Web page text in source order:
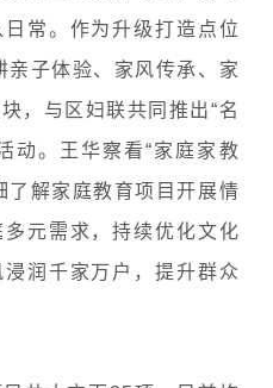
常。作为升级打造点位
亲子体验、家风传承、家
，与区妇联共同推出“名
动。王华察看“家庭家教
了解家庭教育项目开展情
元需求，持续优化文化
润千家万户，提升群众